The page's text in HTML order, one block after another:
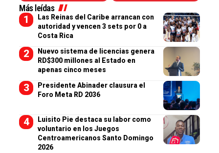
Más leídas
Las Reinas del Caribe arrancan con
autoridad y vencen 3 sets por 0 a
Costa Rica
Nuevo sistema de licencias genera
RD$300 millones al Estado en
apenas cinco meses
Presidente Abinader clausura el
Foro Meta RD 2036
Luisito Pie destaca su labor como
voluntario en los Juegos
Centroamericanos Santo Domingo
2026